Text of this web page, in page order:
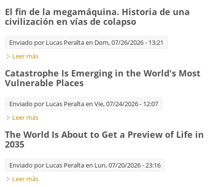
El fin de la megamáquina. Historia de una
civilización en vías de colapso
Enviado por Lucas Peraltaen Dom, 07/26/2026 - 13:21
Leer más
Catastrophe Is Emerging in the World's Most
Vulnerable Places
Enviado por Lucas Peraltaen Vie, 07/24/2026 - 12:07
Leer más
The World Is About to Get a Preview of Life in
2035
Enviado por Lucas Peraltaen Lun, 07/20/2026 - 23:16
Leer más